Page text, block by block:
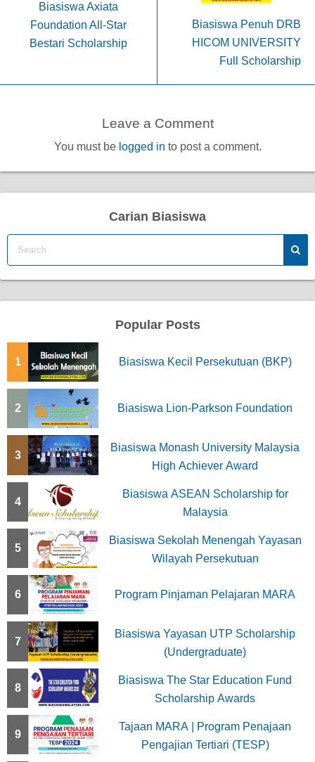
Biasiswa Axiata
Foundation All-Star
Bestari Scholarship
Biasiswa Penuh DRB
HICOM UNIVERSITY
Full Scholarship
Leave a Comment
You must be logged in to post a comment.
Carian Biasiswa
Popular Posts
1 Biasiswa Kecil Persekutuan (BKP)
2 Biasiswa Lion-Parkson Foundation
3
Biasiswa Monash University Malaysia
High Achiever Award
4
Biasiswa ASEAN Scholarship for
Malaysia
5
Biasiswa Sekolah Menengah Yayasan
Wilayah Persekutuan
6 Program Pinjaman Pelajaran MARA
7
Biasiswa Yayasan UTP Scholarship
(Undergraduate)
8
Biasiswa The Star Education Fund
Scholarship Awards
9
Tajaan MARA | Program Penajaan
Pengajian Tertiari (TESP)